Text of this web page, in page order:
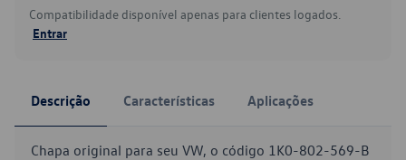
Compatibilidade disponível apenas para clientes logados.
Entrar
Descrição Características Aplicações
Chapa original para seu VW, o código 1K0-802-569-B